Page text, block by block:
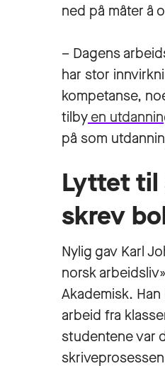
ned på måter å
– Dagens
har stor
kompetanse,
tilbyen
på som
Lyttet til
skrev
Nylig gav Karl
norsk
Akademisk.
arbeid fra
studentene var